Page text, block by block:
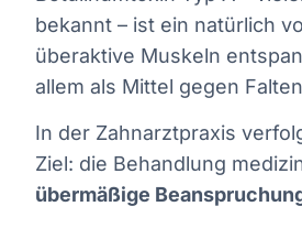
bekannt – ist ein natürlich
überaktive Muskeln
allem als Mittel gegen
In der Zahnarztpraxis
Ziel: die Behandlung
übermäßige